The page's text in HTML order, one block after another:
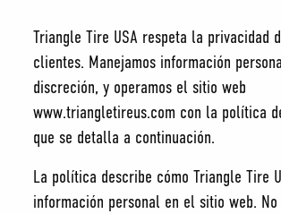
Triangle Tire USA respeta la privacidad
clientes. Manejamos información
discreción, y operamos el sitio web
www.triangletireus.com con la política
que se detalla a continuación.
La política describe cómo Triangle Tire
información personal en el sitio web.